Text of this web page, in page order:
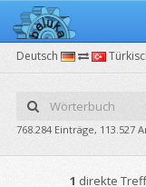
Deutsch
768.284 Einträge, 113.527
1 direkte